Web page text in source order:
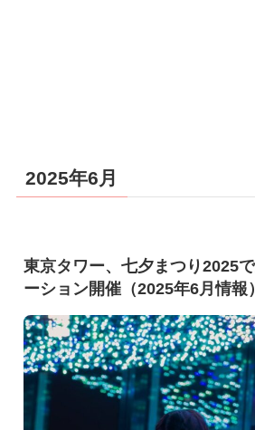
2025年6月
東京タワー、七夕まつり2025
ーション開催（2025年6月情報）